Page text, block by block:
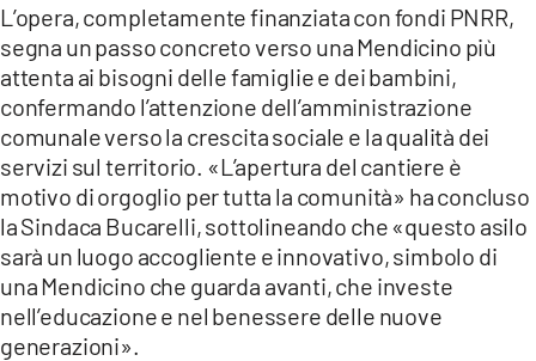
L’opera, completamente finanziata con fondi PNRR,
segna un passo concreto verso una Mendicino più
attenta ai bisogni delle famiglie e dei bambini,
confermando l’attenzione dell’amministrazione
comunale verso la crescita sociale e la qualità dei
servizi sul territorio. «L’apertura del cantiere è
motivo di orgoglio per tutta la comunità» ha concluso
la Sindaca Bucarelli, sottolineando che «questo asilo
sarà un luogo accogliente e innovativo, simbolo di
una Mendicino che guarda avanti, che investe
nell’educazione e nel benessere delle nuove
generazioni».